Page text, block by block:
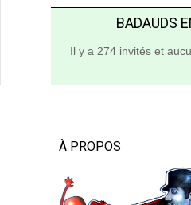
BADAUDS
Il y a 274 invités et
À PROPOS